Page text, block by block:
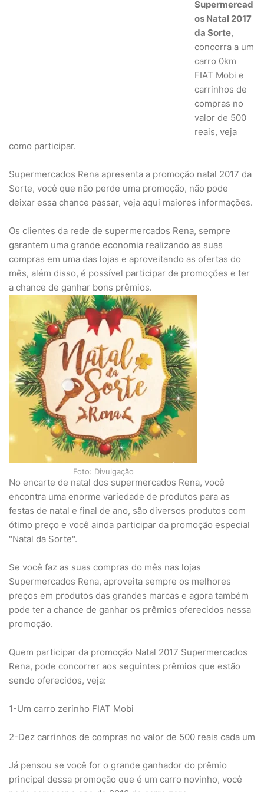
Supermercad
os Natal 2017
da Sorte,
concorra a um
carro 0km
FIAT Mobi e
carrinhos de
compras no
valor de 500
reais, veja
como participar.
Supermercados Rena apresenta a promoção natal 2017 da
Sorte, você que não perde uma promoção, não pode
deixar essa chance passar, veja aqui maiores informações.
Os clientes da rede de supermercados Rena, sempre
garantem uma grande economia realizando as suas
compras em uma das lojas e aproveitando as ofertas do
mês, além disso, é possível participar de promoções e ter
a chance de ganhar bons prêmios.
Foto: Divulgação
No encarte de natal dos supermercados Rena, você
encontra uma enorme variedade de produtos para as
festas de natal e final de ano, são diversos produtos com
ótimo preço e você ainda participar da promoção especial
"Natal da Sorte".
Se você faz as suas compras do mês nas lojas
Supermercados Rena, aproveita sempre os melhores
preços em produtos das grandes marcas e agora também
pode ter a chance de ganhar os prêmios oferecidos nessa
promoção.
Quem participar da promoção Natal 2017 Supermercados
Rena, pode concorrer aos seguintes prêmios que estão
sendo oferecidos, veja:
1-Um carro zerinho FIAT Mobi
2-Dez carrinhos de compras no valor de 500 reais cada um
Já pensou se você for o grande ganhador do prêmio
principal dessa promoção que é um carro novinho, você